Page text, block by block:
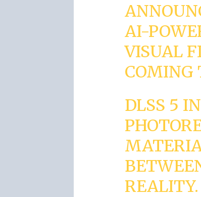
AI-
VISUAL
COMING
DLSS 5
REALITY.